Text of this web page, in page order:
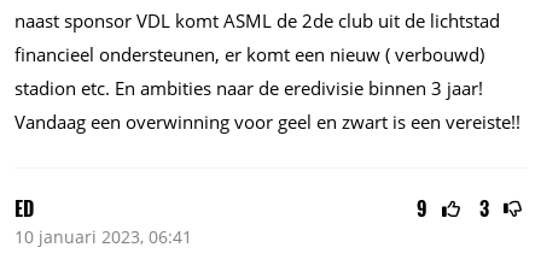
naast sponsor VDL komt ASML de 2de club uit de lichtstad
financieel ondersteunen, er komt een nieuw ( verbouwd)
stadion etc. En ambities naar de eredivisie binnen 3 jaar!
Vandaag een overwinning voor geel en zwart is een vereiste!!
9 3
ED
10 januari 2023, 06:41